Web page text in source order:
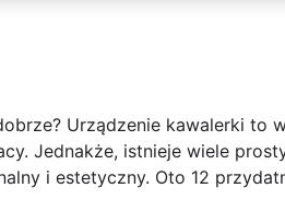
Urządzenie kawalerki to
Jednakże, istnieje wiele
i estetyczny. Oto 12